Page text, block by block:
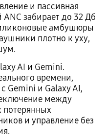
и пассивная
забирает до 32 Дб
амбушюры
плотно к уху,
AI и Gemini.
времени,
Gemini и Galaxy AI,
между
потерянных
и управление без